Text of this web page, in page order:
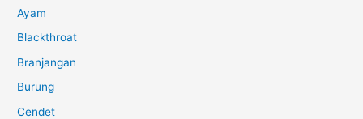
Ayam
Blackthroat
Branjangan
Burung
Cendet